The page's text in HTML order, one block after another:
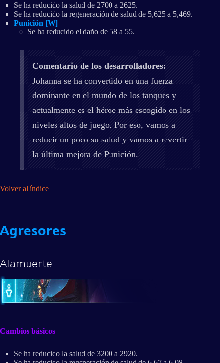
Se ha reducido la salud de 2700 a 2625.
Se ha reducido la regeneración de salud de 5,625 a 5,469.
Punición [W]
Se ha reducido el daño de 58 a 55.
Comentario de los desarrolladores:
Johanna se ha convertido en una fuerza
dominante en el mundo de los tanques y
actualmente es el héroe más escogido en los
niveles altos de juego. Por eso, vamos a
reducir un poco su salud y vamos a revertir
la última mejora de Punición.
Volver al índice
Agresores
Alamuerte
Cambios básicos
Se ha reducido la salud de 3200 a 2920.